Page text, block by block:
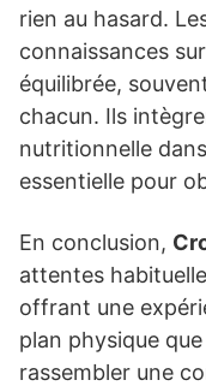
rien au hasard.
connaissances
équilibrée,
chacun. Ils
nutritionnelle
essentielle pour
En conclusion,
attentes
offrant une
plan physique
rassembler une